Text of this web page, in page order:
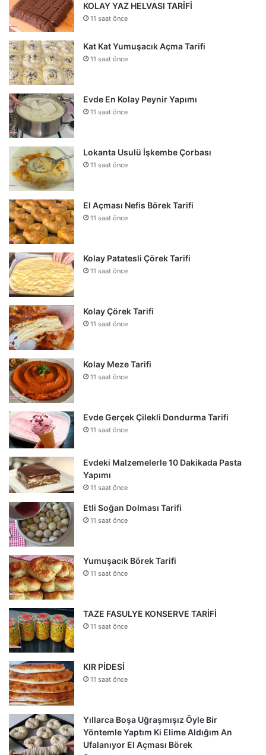
KOLAY YAZ HELVASI TARİFİ
11 saat önce
Kat Kat Yumuşacık Açma Tarifi
11 saat önce
Evde En Kolay Peynir Yapımı
11 saat önce
Lokanta Usulü İşkembe Çorbası
11 saat önce
El Açması Nefis Börek Tarifi
11 saat önce
Kolay Patatesli Çörek Tarifi
11 saat önce
Kolay Çörek Tarifi
11 saat önce
Kolay Meze Tarifi
11 saat önce
Evde Gerçek Çilekli Dondurma Tarifi
11 saat önce
Evdeki Malzemelerle 10 Dakikada Pasta
Yapımı
11 saat önce
Etli Soğan Dolması Tarifi
11 saat önce
Yumuşacık Börek Tarifi
11 saat önce
TAZE FASULYE KONSERVE TARİFİ
11 saat önce
KIR PİDESİ
11 saat önce
Yıllarca Boşa Uğraşmışız Öyle Bir
Yöntemle Yaptım Ki Elime Aldığım An
Ufalanıyor El Açması Börek